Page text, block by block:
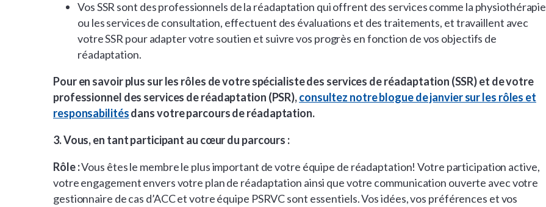
Vos SSR sont des professionnels de la réadaptation qui offrent des services comme la physiothérapie
ou les services de consultation, effectuent des évaluations et des traitements, et travaillent avec
votre SSR pour adapter votre soutien et suivre vos progrès en fonction de vos objectifs de
réadaptation.
Pour en savoir plus sur les rôles de votre spécialiste des services de réadaptation (SSR) et de votre
professionnel des services de réadaptation (PSR),consultez notre blogue de janvier sur les rôles et
responsabilitésdans votre parcours de réadaptation.
3. Vous, en tant participant au cœur du parcours :
Rôle :Vous êtes le membre le plus important de votre équipe de réadaptation! Votre participation active,
votre engagement envers votre plan de réadaptation ainsi que votre communication ouverte avec votre
gestionnaire de cas d’ACC et votre équipe PSRVC sont essentiels. Vos idées, vos préférences et vos